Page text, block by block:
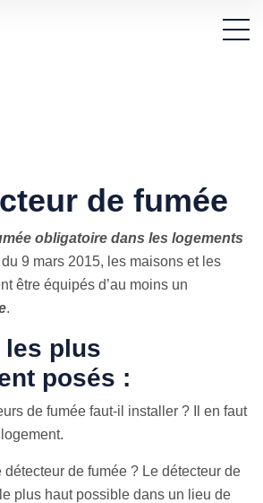
de fumée
obligatoire dans les logements
9 mars 2015, les maisons et les
être équipés d’au moins un
.
les plus
posés :
de fumée faut-il installer ? Il en faut
de fumée ? Le détecteur de
plus haut possible dans un lieu de